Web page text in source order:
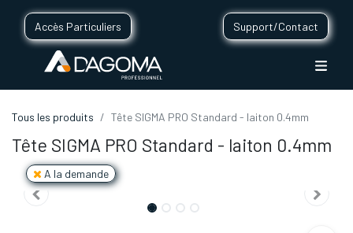
Accès Particuliers Support/Contact
Tous les produits Tête SIGMA PRO Standard - laiton 0.4mm
Tête SIGMA PRO Standard - laiton 0.4mm
A la demande